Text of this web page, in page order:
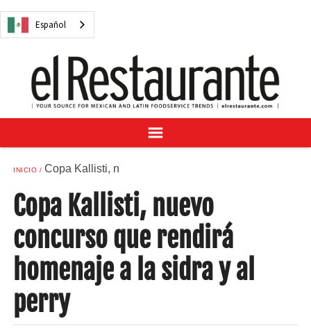
Español
NOTICIAS
RECETAS
GUÍA DEL COMPRADOR
SUSCRÍBASE A
CENTRO DE MUESTRAS
VINO/LICOR MEXICANO
Español
INICIO Copa Kallisti, n
Copa Kallisti, nuevo
concurso que rendirá
homenaje a la sidra y al
perry